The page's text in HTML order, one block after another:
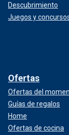
Descubrimiento
Juegos y
Ofertas
Ofertas del
Guías de regalos
Home
Ofertas de cocina